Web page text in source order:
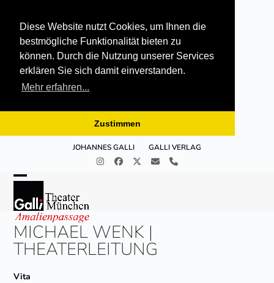
Diese Website nutzt Cookies, um Ihnen die
bestmögliche Funktionalität bieten zu
können. Durch die Nutzung unserer Services
erklären Sie sich damit einverstanden.
Mehr erfahren...
Zustimmen
JOHANNES GALLI GALLI VERLAG
InstagramFacebook
Twitter
E- Telefon
Open
mobile
menu
Close
mobile
menu
MICHAEL WENK |
THEATERLEITUNG
Vita